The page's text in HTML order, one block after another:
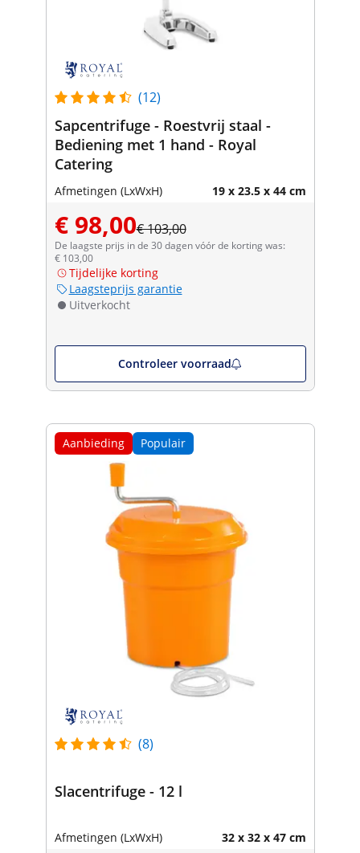
(12)
Sapcentrifuge - Roestvrij staal -
Bediening met 1 hand - Royal
Catering
Afmetingen (LxWxH) 19 x 23.5 x 44 cm
€ 98,00€ 103,00
De laagste prijs in de 30 dagen vóór de korting was:
€ 103,00
Tijdelijke korting
Laagsteprijs garantie
Uitverkocht
Controleer voorraad
Aanbieding Populair
(8)
Slacentrifuge - 12 l
Afmetingen (LxWxH) 32 x 32 x 47 cm